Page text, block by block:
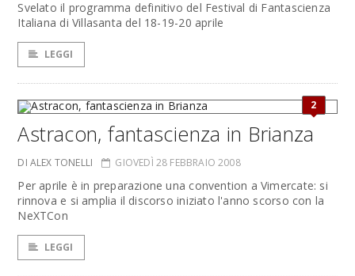
Svelato il programma definitivo del Festival di Fantascienza
Italiana di Villasanta del 18-19-20 aprile
LEGGI
2
Astracon, fantascienza in Brianza
DI ALEX TONELLI GIOVEDÌ 28 FEBBRAIO 2008
Per aprile è in preparazione una convention a Vimercate: si
rinnova e si amplia il discorso iniziato l'anno scorso con la
NeXTCon
LEGGI